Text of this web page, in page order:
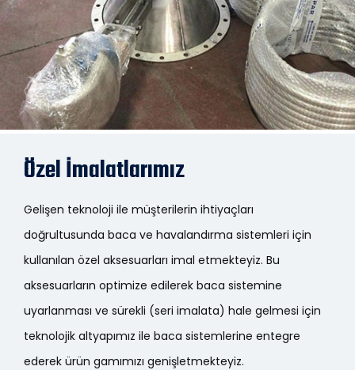
Özel İmalatlarımız
Gelişen teknoloji ile müşterilerin ihtiyaçları
doğrultusunda baca ve havalandırma sistemleri için
kullanılan özel aksesuarları imal etmekteyiz. Bu
aksesuarların optimize edilerek baca sistemine
uyarlanması ve sürekli (seri imalata) hale gelmesi için
teknolojik altyapımız ile baca sistemlerine entegre
ederek ürün gamımızı genişletmekteyiz.